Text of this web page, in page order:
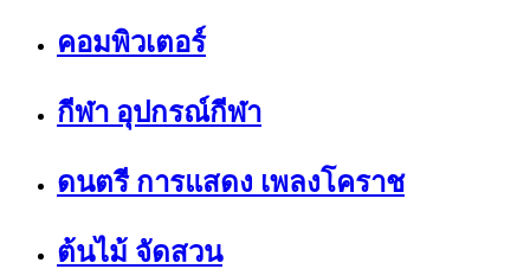
คอมพิวเตอร์
กีฬา อุปกรณ์กีฬา
ดนตรี การแสดง เพลงโคราช
ต้นไม้ จัดสวน